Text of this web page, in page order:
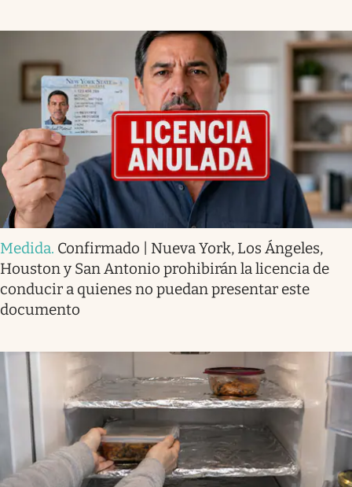
Medida. Confirmado | Nueva York, Los Ángeles,
Houston y San Antonio prohibirán la licencia de
conducir a quienes no puedan presentar este
documento